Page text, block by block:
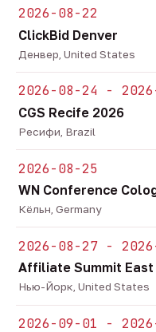
2026-08-22
ClickBid Denver
Денвер, United States
2026-08-24 -
CGS Recife 2026
Ресифи, Brazil
2026-08-25
WN Conference
Кёльн, Germany
2026-08-27 -
Affiliate Summit East
Нью-Йорк, United States
2026-09-01 -